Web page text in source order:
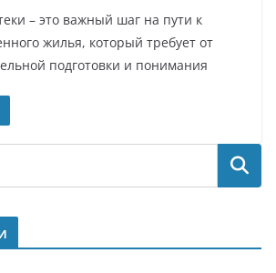
– это важный шаг на пути к
жилья, который требует от
подготовки и понимания
Поиск